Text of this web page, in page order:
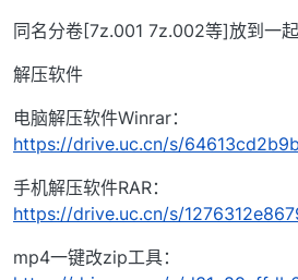
同名分卷[7z.001 7z.002等]放到一
解压软件
电脑解压软件Winrar：
https://drive.uc.cn/s/
手机解压软件RAR：
https://drive.uc.cn/s/
mp4一键改zip工具：